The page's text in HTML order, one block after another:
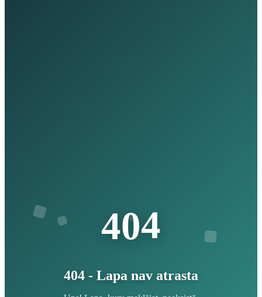
404
404 - Lapa nav atrasta